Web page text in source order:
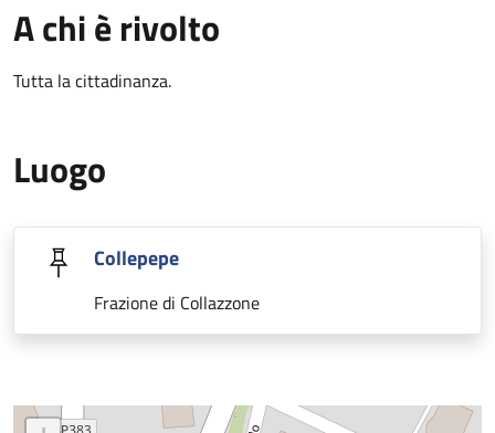
A chi è rivolto
Tutta la cittadinanza.
Luogo
Collepepe
Frazione di Collazzone